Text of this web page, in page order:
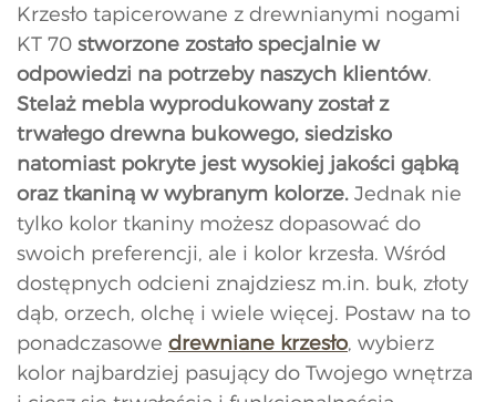
Krzesło tapicerowane z drewnianymi nogami
KT 70 stworzone zostało specjalnie w
odpowiedzi na potrzeby naszych klientów.
Stelaż mebla wyprodukowany został z
trwałego drewna bukowego, siedzisko
natomiast pokryte jest wysokiej jakości gąbką
oraz tkaniną w wybranym kolorze. Jednak nie
tylko kolor tkaniny możesz dopasować do
swoich preferencji, ale i kolor krzesła. Wśród
dostępnych odcieni znajdziesz m.in. buk, złoty
dąb, orzech, olchę i wiele więcej. Postaw na to
ponadczasowe drewniane krzesło, wybierz
kolor najbardziej pasujący do Twojego wnętrza